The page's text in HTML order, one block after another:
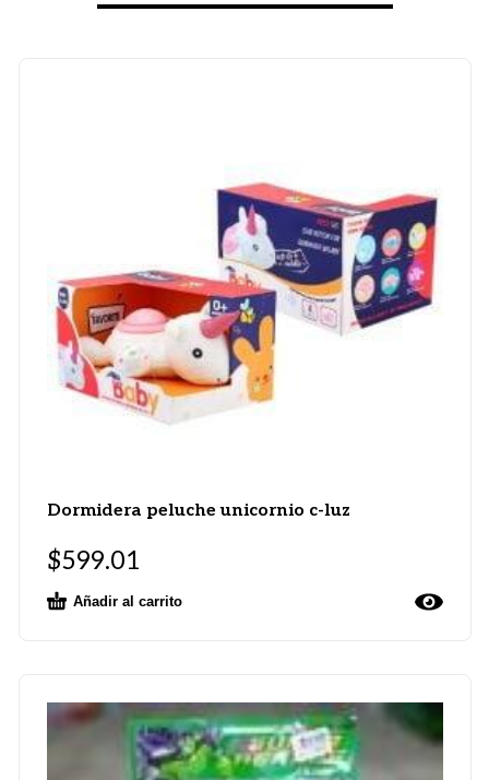
Dormidera peluche unicornio c-luz
$599.01
Añadir al carrito